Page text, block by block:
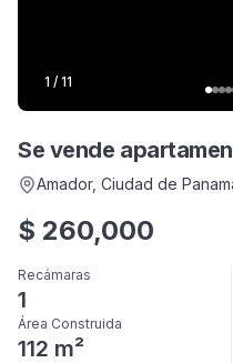
1 / 11
Se vende
Amador, Ciudad de
$ 260,000
Recámaras
1
Área Construida
112 m²